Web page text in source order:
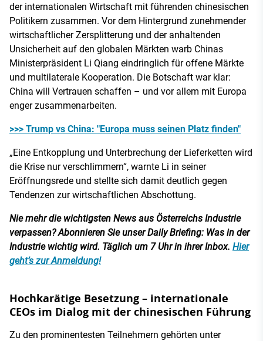
der internationalen Wirtschaft mit führenden chinesischen
Politikern zusammen. Vor dem Hintergrund zunehmender
wirtschaftlicher Zersplitterung und der anhaltenden
Unsicherheit auf den globalen Märkten warb Chinas
Ministerpräsident Li Qiang eindringlich für offene Märkte
und multilaterale Kooperation. Die Botschaft war klar:
China will Vertrauen schaffen – und vor allem mit Europa
enger zusammenarbeiten.
>>> Trump vs China: "Europa muss seinen Platz finden"
„Eine Entkopplung und Unterbrechung der Lieferketten wird
die Krise nur verschlimmern“, warnte Li in seiner
Eröffnungsrede und stellte sich damit deutlich gegen
Tendenzen zur wirtschaftlichen Abschottung.
Nie mehr die wichtigsten News aus Österreichs Industrie
verpassen? Abonnieren Sie unser Daily Briefing: Was in der
Industrie wichtig wird. Täglich um 7 Uhr in ihrer Inbox. Hier
geht’s zur Anmeldung!
Hochkarätige Besetzung – internationale
CEOs im Dialog mit der chinesischen Führung
Zu den prominentesten Teilnehmern gehörten unter